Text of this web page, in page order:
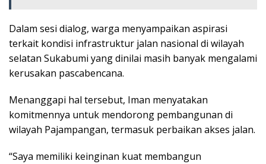
Dalam sesi dialog, warga menyampaikan aspirasi
terkait kondisi infrastruktur jalan nasional di wilayah
selatan Sukabumi yang dinilai masih banyak mengalami
kerusakan pascabencana.
Menanggapi hal tersebut, Iman menyatakan
komitmennya untuk mendorong pembangunan di
wilayah Pajampangan, termasuk perbaikan akses jalan.
“Saya memiliki keinginan kuat membangun